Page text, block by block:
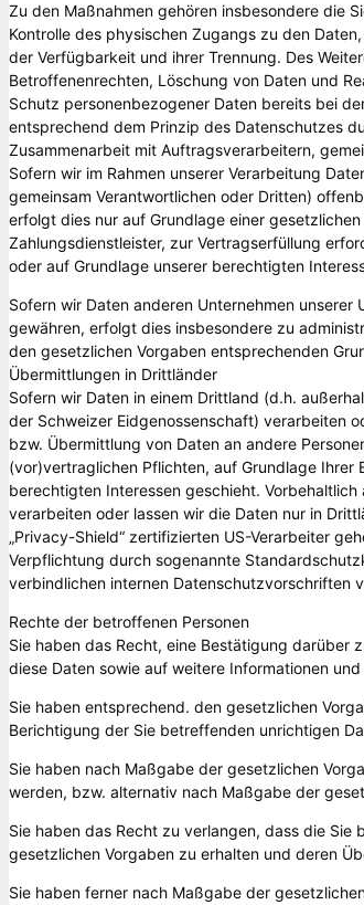
Zu den Maßnahmen gehören insbesondere die
Kontrolle des physischen Zugangs zu den
der Verfügbarkeit und ihrer Trennung. Des
Betroffenenrechten, Löschung von Daten und
Schutz personenbezogener Daten bereits bei
entsprechend dem Prinzip des Datenschutzes
Zusammenarbeit mit Auftragsverarbeitern,
Sofern wir im Rahmen unserer Verarbeitung
gemeinsam Verantwortlichen oder Dritten)
erfolgt dies nur auf Grundlage einer
Zahlungsdienstleister, zur Vertragserfüllung
oder auf Grundlage unserer berechtigten
Sofern wir Daten anderen Unternehmen
gewähren, erfolgt dies insbesondere zu
den gesetzlichen Vorgaben entsprechenden
Übermittlungen in Drittländer
Sofern wir Daten in einem Drittland (d.h.
der Schweizer Eidgenossenschaft) verarbeiten
bzw. Übermittlung von Daten an andere
(vor)vertraglichen Pflichten, auf Grundlage
berechtigten Interessen geschieht.
verarbeiten oder lassen wir die Daten nur in
„Privacy-Shield“ zertifizierten US-Verarbeiter
Verpflichtung durch sogenannte
verbindlichen internen Datenschutzvorschriften
Rechte der betroffenen Personen
Sie haben das Recht, eine Bestätigung
diese Daten sowie auf weitere Informationen
Sie haben entsprechend. den gesetzlichen
Berichtigung der Sie betreffenden unrichtigen
Sie haben nach Maßgabe der gesetzlichen
werden, bzw. alternativ nach Maßgabe der
Sie haben das Recht zu verlangen, dass die
gesetzlichen Vorgaben zu erhalten und deren
Sie haben ferner nach Maßgabe der